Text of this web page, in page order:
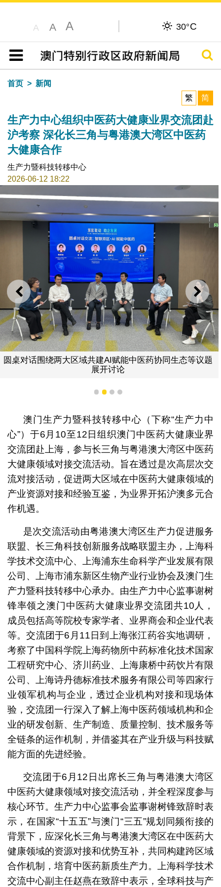
A A A 30°C
目录
搜寻
首页
新闻
繁
简
生产力中心组织中医药大健康业界交流团赴
沪考察 深化长三角与粤港澳大湾区中医药
大健康合作
生产力暨科技转移中心
2026-06-12 18:22
上一则 下一
圆桌对话围绕两大区域共建AI赋能中医药协同生态等议题
展开讨论
1 2 3 4
澳门生产力暨科技转移中心（下称“生产力中
心”）于6月10至12日组织澳门中医药大健康业界
交流团赴上海，参与长三角与粤港澳大湾区中医药
大健康领域对接交流活动。旨在透过是次高层次交
流对接活动，促进两大区域在中医药大健康领域的
产业资源对接和经验互鉴，为业界开拓沪澳多元合
作机遇。
是次交流活动由粤港澳大湾区生产力促进服务
联盟、长三角科技创新服务战略联盟主办，上海科
学技术交流中心、上海浦东生命科学产业发展有限
公司、上海市浦东新区生物产业行业协会及澳门生
产力暨科技转移中心承办。由生产力中心监事谢树
锋率领之澳门中医药大健康业界交流团共10人，
成员包括高等院校专家学者、业界商会和企业代表
等。交流团于6月11日到上海张江药谷实地调研，
考察了中国科学院上海药物所中药标准化技术国家
工程研究中心、济川药业、上海康桥中药饮片有限
公司、上海诗丹德标准技术服务有限公司等四家行
业领军机构与企业，透过企业机构对接和现场体
验，交流团一行深入了解上海中医药领域机构和企
业的研发创新、生产制造、质量控制、技术服务等
全链条的运作机制，并借鉴其在产业升级与科技赋
能方面的先进经验。
交流团于6月12日出席长三角与粤港澳大湾区
中医药大健康领域对接交流活动，并全程深度参与
核心环节。生产力中心监事会监事谢树锋致辞时表
示，在国家“十五五”与澳门“三五”规划同频衔接的
背景下，应深化长三角与粤港澳大湾区在中医药大
健康领域的资源对接和优势互补，共同构建跨区域
合作机制，培育中医药新质生产力。上海科学技术
交流中心副主任赵燕在致辞中表示，全球科技与产